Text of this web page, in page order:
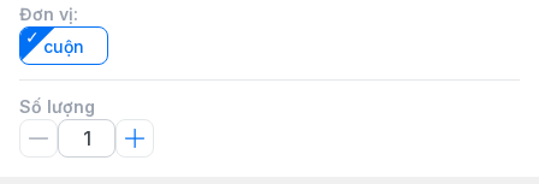
Đơn vị:
cuộn
Số lượng